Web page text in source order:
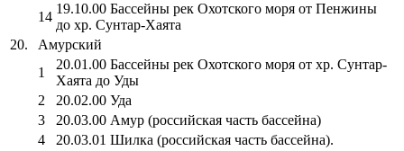
14
19.10.00 Бассейны рек Охотского моря от Пенжины
до хр. Сунтар-Хаята
20.
Амурский
1
20.01.00 Бассейны рек Охотского моря от хр. Сунтар-
Хаята до Уды
2
20.02.00 Уда
3
20.03.00 Амур (российская часть бассейна)
4
20.03.01 Шилка (российская часть бассейна).